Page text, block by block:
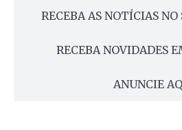
RECEBA AS NOTÍCIAS NO
RECEBA NOVIDADES
ANUNCIE